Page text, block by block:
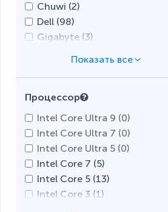
Chuwi (2)
Dell (98)
Gigabyte (3)
Lenovo (263
MSI ( 55
Prestigio (
1 )
Razer (
Tecno (
Xiaomi (
Процессор
Intel Core Ultra 9 (0)
Intel Core Ultra 7 (0)
Intel Core Ultra 5 (0)
Intel Core 7 (5)
Intel Core 5 (13)
Intel Core 3 (1)